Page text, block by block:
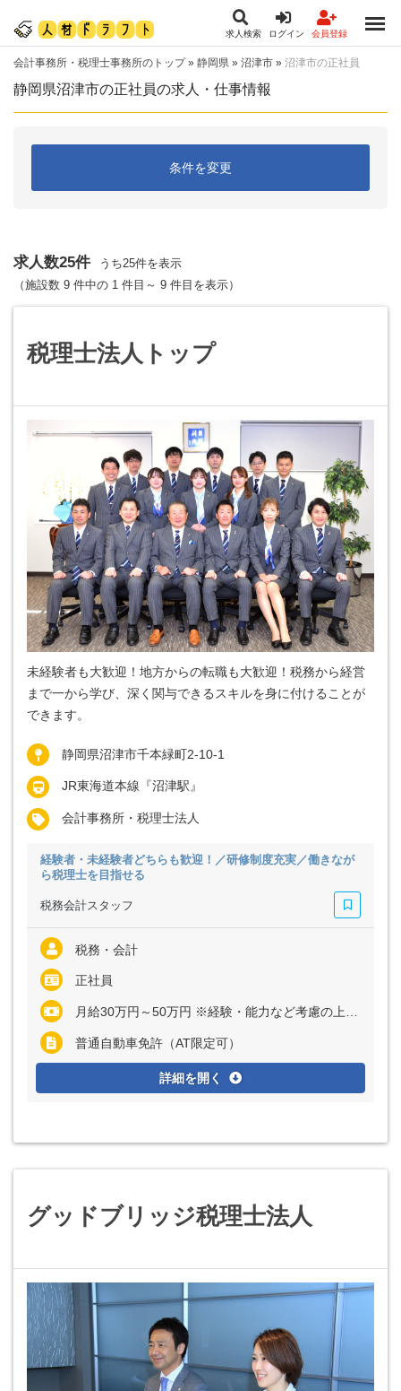
求人検索 ログイン 会員登録
会計事務所・税理士事務所のトップ» 静岡県 » 沼津市 » 沼津市の正社員
静岡県沼津市の正社員の求人・仕事情報
条件を変更
求人数25件
うち25件を表示
（施設数 9 件中の 1 件目～ 9 件目を表示）
税理士法人トップ
未経験者も大歓迎！地方からの転職も大歓迎！税務から経営
まで一から学び、深く関与できるスキルを身に付けることが
できます。
静岡県沼津市千本緑町2-10-1
JR東海道本線『沼津駅』
会計事務所・税理士法人
経験者・未経験者どちらも歓迎！／研修制度充実／働きなが
ら税理士を目指せる
税務会計スタッフ
税務・会計
正社員
月給30万円～50万円 ※経験・能力など考慮の上、決定いたします ※残業代は全額支給
普通自動車免許（AT限定可）
詳細を開く
グッドブリッジ税理士法人